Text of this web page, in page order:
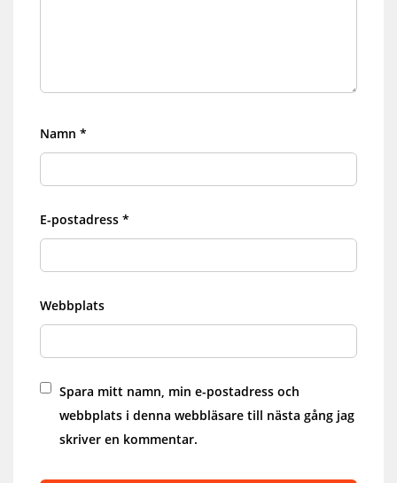
Namn *
E-postadress *
Webbplats
Spara mitt namn, min e-postadress och
webbplats i denna webbläsare till nästa gång jag
skriver en kommentar.